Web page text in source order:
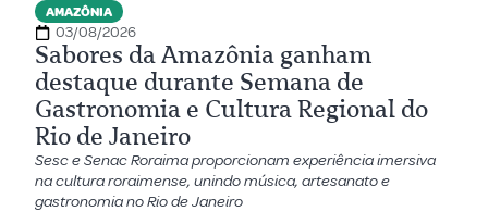
AMAZÔNIA
03/08/2026
Sabores da Amazônia ganham
destaque durante Semana de
Gastronomia e Cultura Regional do
Rio de Janeiro
Sesc e Senac Roraima proporcionam experiência imersiva
na cultura roraimense, unindo música, artesanato e
gastronomia no Rio de Janeiro